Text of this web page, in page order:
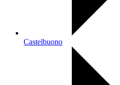
Castelbuono